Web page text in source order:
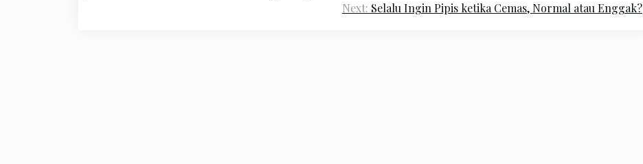
Next: Selalu Ingin Pipis ketika Cemas, Normal atau Enggak?